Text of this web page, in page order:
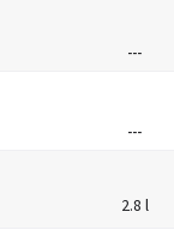
---
---
2.8 l